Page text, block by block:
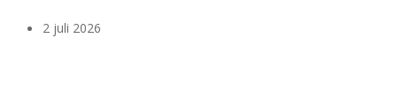
2 juli 2026